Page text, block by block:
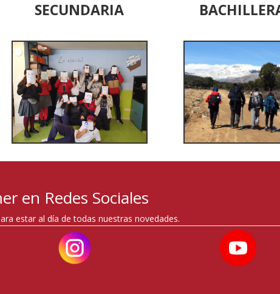
SECUNDARIA
en Redes Sociales
estar al día de todas nuestras novedades.